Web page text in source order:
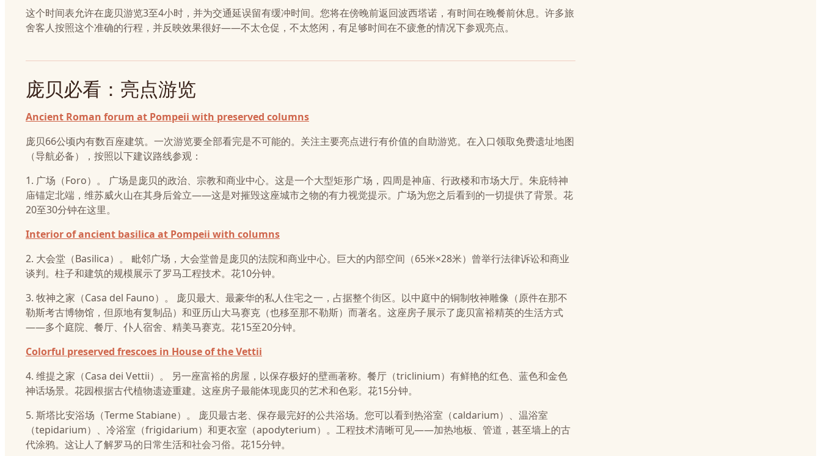
这个时间表允许在庞贝游览3至4小时，并为交通延误留有缓冲时间。您将在傍晚前返回波西塔诺，有时间在晚餐前休息。许多旅
舍客人按照这个准确的行程，并反映效果很好——不太仓促，不太悠闲，有足够时间在不疲惫的情况下参观亮点。
庞贝必看：亮点游览
Ancient Roman forum at Pompeii with preserved columns
庞贝66公顷内有数百座建筑。一次游览要全部看完是不可能的。关注主要亮点进行有价值的自助游览。在入口领取免费遗址地图
（导航必备），按照以下建议路线参观：
1. 广场（Foro）。 广场是庞贝的政治、宗教和商业中心。这是一个大型矩形广场，四周是神庙、行政楼和市场大厅。朱庇特神
庙锚定北端，维苏威火山在其身后耸立——这是对摧毁这座城市之物的有力视觉提示。广场为您之后看到的一切提供了背景。花
20至30分钟在这里。
Interior of ancient basilica at Pompeii with columns
2. 大会堂（Basilica）。 毗邻广场，大会堂曾是庞贝的法院和商业中心。巨大的内部空间（65米×28米）曾举行法律诉讼和商业
谈判。柱子和建筑的规模展示了罗马工程技术。花10分钟。
3. 牧神之家（Casa del Fauno）。 庞贝最大、最豪华的私人住宅之一，占据整个街区。以中庭中的铜制牧神雕像（原件在那不
勒斯考古博物馆，但原地有复制品）和亚历山大马赛克（也移至那不勒斯）而著名。这座房子展示了庞贝富裕精英的生活方式
——多个庭院、餐厅、仆人宿舍、精美马赛克。花15至20分钟。
Colorful preserved frescoes in House of the Vettii
4. 维提之家（Casa dei Vettii）。 另一座富裕的房屋，以保存极好的壁画著称。餐厅（triclinium）有鲜艳的红色、蓝色和金色
神话场景。花园根据古代植物遗迹重建。这座房子最能体现庞贝的艺术和色彩。花15分钟。
5. 斯塔比安浴场（Terme Stabiane）。 庞贝最古老、保存最完好的公共浴场。您可以看到热浴室（caldarium）、温浴室
（tepidarium）、冷浴室（frigidarium）和更衣室（apodyterium）。工程技术清晰可见——加热地板、管道，甚至墙上的古
代涂鸦。这让人了解罗马的日常生活和社会习俗。花15分钟。